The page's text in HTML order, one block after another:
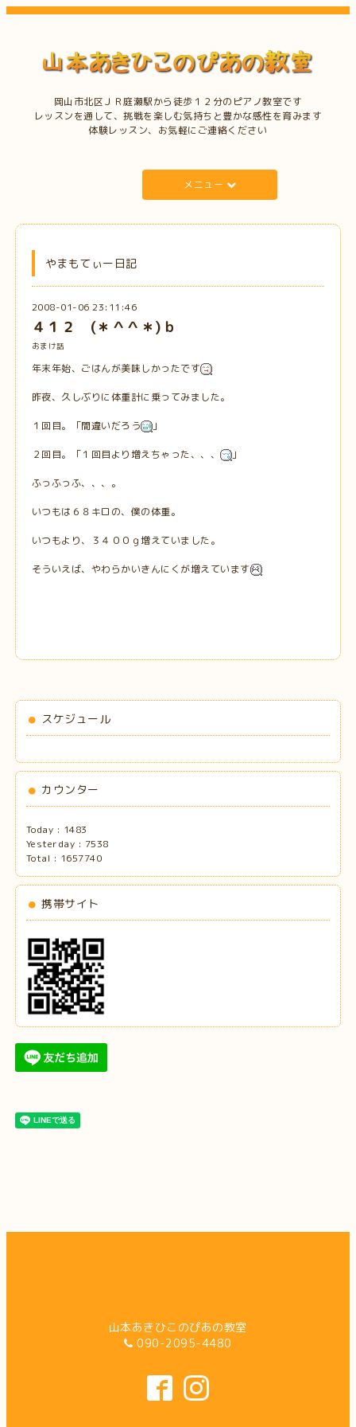
岡山市北区ＪＲ庭瀬駅から徒歩１２分のピアノ教室です
レッスンを通して、挑戦を楽しむ気持ちと豊かな感性を育みます
体験レッスン、お気軽にご連絡ください
メニュー
やまもてぃー日記
2008-01-06 23:11:46
４１２ (＊＾＾＊)ｂ
おまけ話
年末年始、ごはんが美味しかったです
昨夜、久しぶりに体重計に乗ってみました。
１回目。「間違いだろう 」
２回目。「１回目より増えちゃった、、、 」
ふっふっふ、、、。
いつもは６８キロの、僕の体重。
いつもより、３４００ｇ増えていました。
そういえば、やわらかいきんにくが増えています
スケジュール
カウンター
Today : 1483
Yesterday : 7538
Total : 1657740
携帯サイト
山本あきひこのぴあの教室
090-2095-4480